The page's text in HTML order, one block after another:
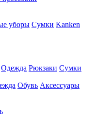
уборы Сумки Kanken
Одежда Рюкзаки Сумки
Обувь Аксессуары